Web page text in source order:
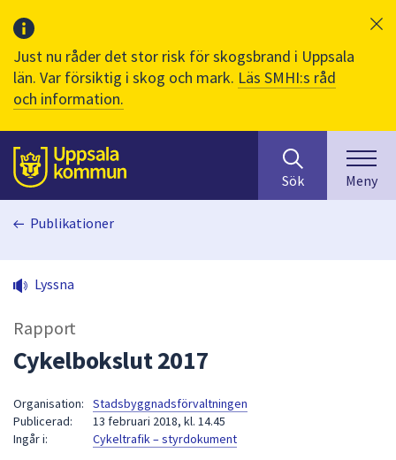
Just nu råder det stor risk för skogsbrand i Uppsala
län. Var försiktig i skog och mark. Läs SMHI:s råd
och information.
Till sidans
huvudinnehåll
efter
innehåll
på
Sök Meny
Publikationer
Lyssna
Rapport
Cykelbokslut 2017
Organisation:
Stadsbyggnadsförvaltningen
Publicerad:
13 februari 2018, kl. 14.45
Ingår i:
Cykeltrafik – styrdokument